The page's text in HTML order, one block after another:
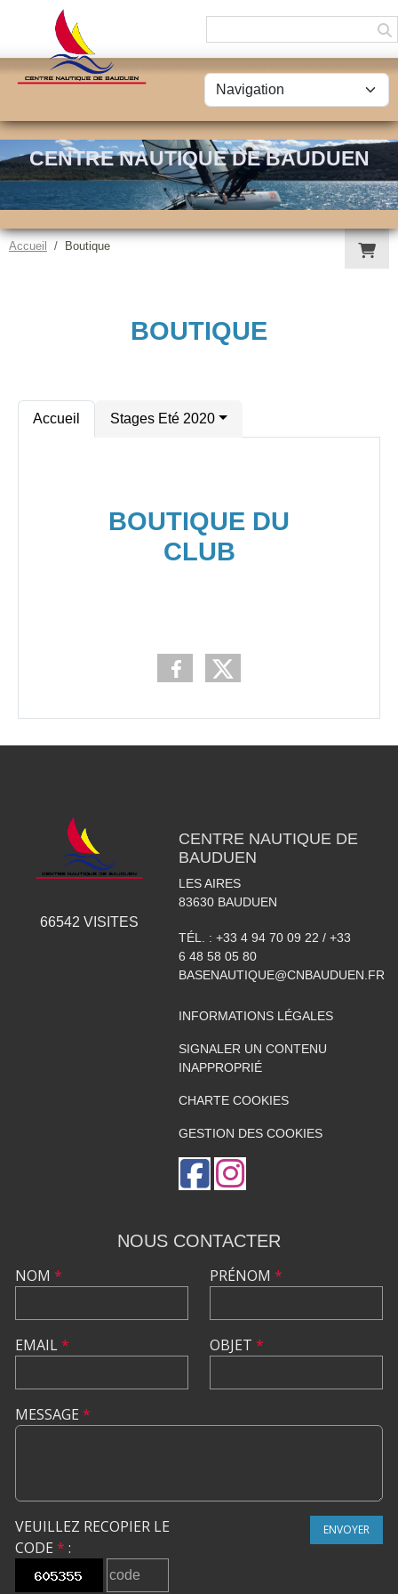
CENTRE NAUTIQUE DE BAUDUEN
Accueil Boutique
BOUTIQUE
Accueil Stages Eté 2020
BOUTIQUE DU
CLUB
66542 VISITES
CENTRE NAUTIQUE DE
BAUDUEN
LES AIRES
83630 BAUDUEN
TÉL. : +33 4 94 70 09 22 / +33
6 48 58 05 80
BASENAUTIQUE@CNBAUDUEN.FR
INFORMATIONS LÉGALES
SIGNALER UN CONTENU
INAPPROPRIÉ
CHARTE COOKIES
GESTION DES COOKIES
NOUS CONTACTER
NOM *
EMAIL*
PRÉNOM *
OBJET *
MESSAGE *
VEUILLEZ RECOPIER LE
CODE * :
ENVOYER
Panneau de gestion des cookies